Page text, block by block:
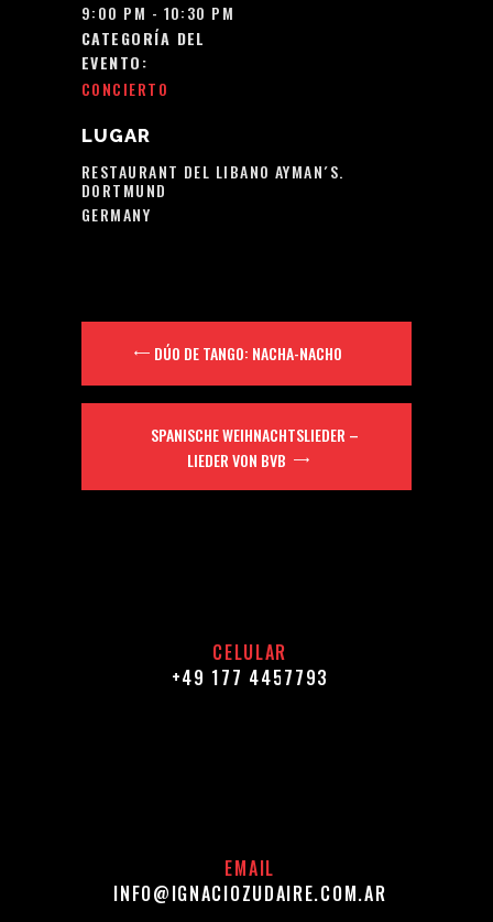
9:00 PM - 10:30 PM
CATEGORÍA DEL
EVENTO:
CONCIERTO
LUGAR
RESTAURANT DEL LIBANO AYMAN´S.
DORTMUND
GERMANY
DÚO DE TANGO: NACHA-NACHO
SPANISCHE WEIHNACHTSLIEDER –
LIEDER VON BVB
CELULAR
+49 177 4457793
EMAIL
INFO@IGNACIOZUDAIRE.COM.AR